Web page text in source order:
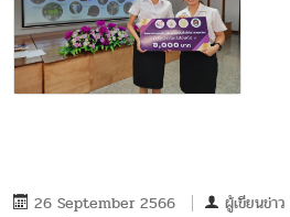
26 September 2566 ผู้เขียนข่าว